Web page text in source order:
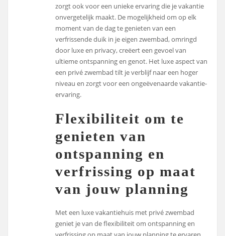
zorgt ook voor een unieke ervaring die je vakantie
onvergetelijk maakt. De mogelijkheid om op elk
moment van de dag te genieten van een
verfrissende duik in je eigen zwembad, omringd
door luxe en privacy, creëert een gevoel van
ultieme ontspanning en genot. Het luxe aspect van
een privé zwembad tilt je verblijf naar een hoger
niveau en zorgt voor een ongeëvenaarde vakantie-
ervaring.
Flexibiliteit om te
genieten van
ontspanning en
verfrissing op maat
van jouw planning
Met een luxe vakantiehuis met privé zwembad
geniet je van de flexibiliteit om ontspanning en